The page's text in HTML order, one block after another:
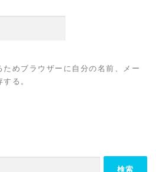
めブラウザーに自分の名前、メー
る。